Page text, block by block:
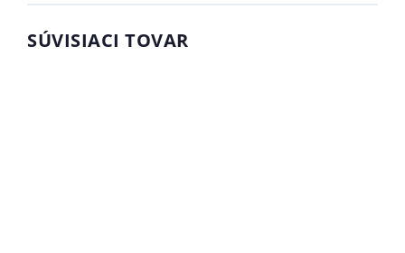
SÚVISIACI TOVAR